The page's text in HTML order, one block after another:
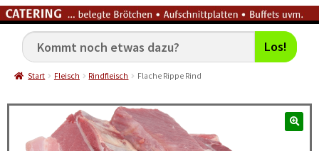
Los!
Start Fleisch Rindfleisch Flache Rippe Rind